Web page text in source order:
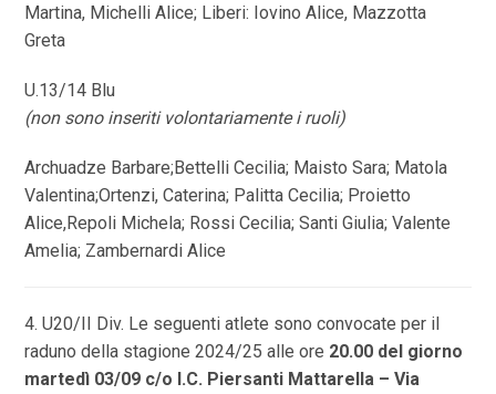
Martina, Michelli Alice; Liberi: Iovino Alice, Mazzotta
Greta
U.13/14 Blu
(non sono inseriti volontariamente i ruoli)
Archuadze Barbare;Bettelli Cecilia; Maisto Sara; Matola
Valentina;Ortenzi, Caterina; Palitta Cecilia; Proietto
Alice,Repoli Michela; Rossi Cecilia; Santi Giulia; Valente
Amelia; Zambernardi Alice
4. U20/II Div. Le seguenti atlete sono convocate per il
raduno della stagione 2024/25 alle ore 20.00 del giorno
martedì 03/09 c/o I.C. Piersanti Mattarella – Via